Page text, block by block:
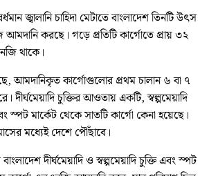
জ্বালানি চাহিদা মেটাতে বাংলাদেশ তিনটি উৎস
করছে। গড়ে প্রতিটি কার্গোতে প্রায় ৩২
থাকে।
আমদানিকৃত কার্গোগুলোর প্রথম চালান ৬ বা ৭
দীর্ঘমেয়াদি চুক্তির আওতায় একটি, স্বল্পমেয়াদি
মার্কেট থেকে সাতটি কার্গো কেনা হয়েছে।
মধ্যেই দেশে পৌঁছাবে।
দীর্ঘমেয়াদি ও স্বল্পমেয়াদি চুক্তি এবং স্পট